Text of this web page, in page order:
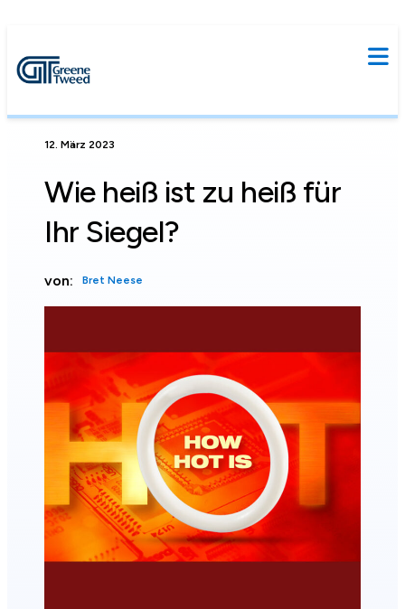
12. März 2023
Wie heiß ist zu heiß für
Ihr Siegel?
von: Bret Neese